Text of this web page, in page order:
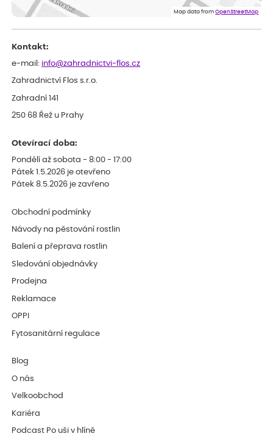
Doporučuji :). Spokojenost, stromky v pěkném stavu. Jediné, co
my chybělo, bylo komunikování nedostupného zboží před
Map data fromOpenStreetMap
Kontakt:
e-mail: info@zahradnictvi-flos.cz
Zahradnictví Flos s.r.o.
Zahradní 141
250 68 Řež u Prahy
Otevírací doba:
Pondělí až sobota - 8:00 - 17:00
Pátek 1.5.2026 je otevřeno
Pátek 8.5.2026 je zavřeno
Obchodní podmínky
Návody na pěstování rostlin
Balení a přeprava rostlin
Sledování objednávky
Prodejna
Reklamace
OPPI
Fytosanitární regulace
Blog
O nás
Velkoobchod
Kariéra
Podcast Po uši v hlíně